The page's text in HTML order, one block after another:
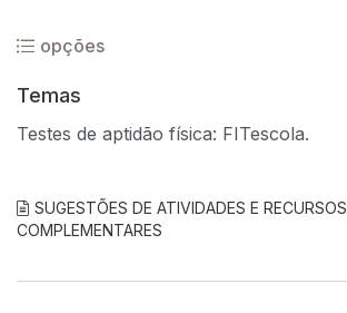
opções
Temas
Testes de aptidão física: FITescola.
SUGESTÕES DE ATIVIDADES E RECURSOS
COMPLEMENTARES